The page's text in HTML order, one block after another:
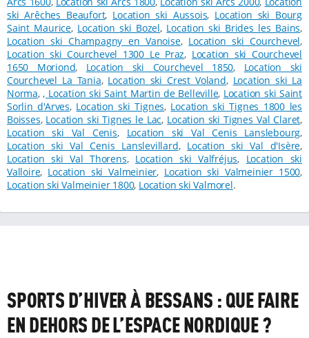
ski Arêches Beaufort, Location ski Aussois, Location ski Bourg
Saint Maurice, Location ski Bozel, Location ski Brides les Bains,
Location ski Champagny en Vanoise, Location ski Courchevel,
Location ski Courchevel 1300 Le Praz, Location ski Courchevel
1650 Moriond, Location ski Courchevel 1850, Location ski
Courchevel La Tania, Location ski Crest Voland, Location ski La
Norma, , Location ski Saint Martin de Belleville, Location ski Saint
Sorlin d'Arves, Location ski Tignes, Location ski Tignes 1800 les
Boisses, Location ski Tignes le Lac, Location ski Tignes Val Claret,
Location ski Val Cenis, Location ski Val Cenis Lanslebourg,
Location ski Val Cenis Lanslevillard, Location ski Val d'Isère,
Location ski Val Thorens, Location ski Valfréjus, Location ski
Valloire, Location ski Valmeinier, Location ski Valmeinier 1500,
Location ski Valmeinier 1800, Location ski Valmorel.
SPORTS D’HIVER À BESSANS : QUE FAIRE
EN DEHORS DE L’ESPACE NORDIQUE ?